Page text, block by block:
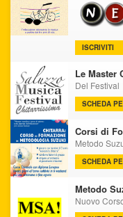
ISCRIVITI
Le Master
Del Festival
SCHEDA
Corsi di
Metodo
SCHEDA
Metodo
Nuovo